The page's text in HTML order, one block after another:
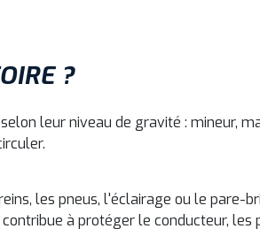
?
leur niveau de gravité : mineur,
les pneus, l'éclairage ou le pare-
à protéger le conducteur,